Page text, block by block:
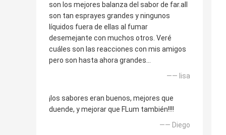
son los mejores balanza del sabor de far.all
son tan esprayes grandes y ningunos
líquidos fuera de ellas al fumar
desemejante con muchos otros. Veré
cuáles son las reacciones con mis amigos
pero son hasta ahora grandes…
—— lisa
¡los sabores eran buenos, mejores que
duende, y mejorar que FLum también!!!!
—— Diego